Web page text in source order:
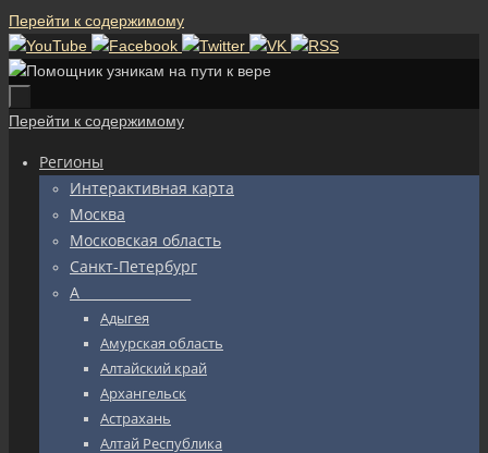
Перейти к содержимому
Перейти к содержимому
Регионы
Интерактивная карта
Москва
Московская область
Санкт-Петербург
А_________________
Адыгея
Амурская область
Алтайский край
Архангельск
Астрахань
Алтай Республика